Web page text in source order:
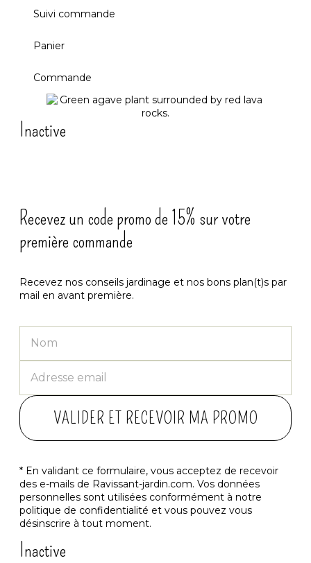
Suivi commande
Panier
Commande
Inactive
Recevez un code promo de 15% sur votre
première commande
Recevez nos conseils jardinage et nos bons plan(t)s par
mail en avant première.
VALIDER ET RECEVOIR MA PROMO
* En validant ce formulaire, vous acceptez de recevoir
des e-mails de Ravissant-jardin.com. Vos données
personnelles sont utilisées conformément à notre
politique de confidentialité et vous pouvez vous
désinscrire à tout moment.
Inactive